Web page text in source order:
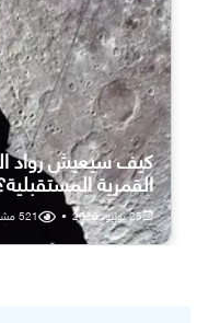
كيف سيعيش رواد
القمرية
25 يوليو، 2026 •
521